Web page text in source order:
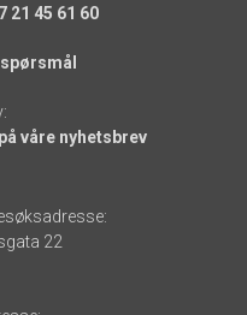
21 45 61 60
våre nyhetsbrev
22